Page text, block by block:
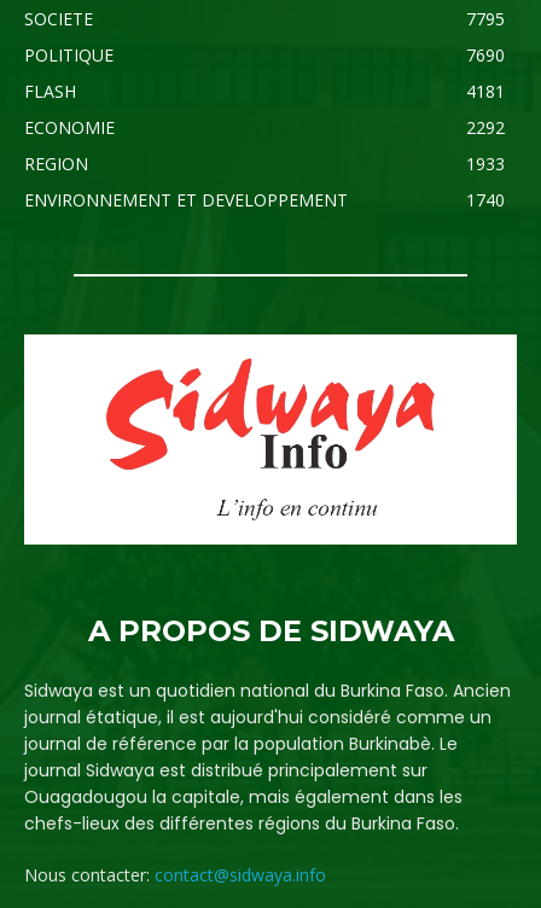
SOCIETE
7795
POLITIQUE
7690
FLASH
4181
ECONOMIE
2292
REGION
1933
ENVIRONNEMENT ET DEVELOPPEMENT
1740
A PROPOS DE SIDWAYA
Sidwaya est un quotidien national du Burkina Faso. Ancien
journal étatique, il est aujourd'hui considéré comme un
journal de référence par la population Burkinabè. Le
journal Sidwaya est distribué principalement sur
Ouagadougou la capitale, mais également dans les
chefs-lieux des différentes régions du Burkina Faso.
Nous contacter: contact@sidwaya.info